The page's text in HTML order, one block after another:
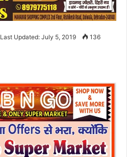
Last Updated: July 5, 2019 136